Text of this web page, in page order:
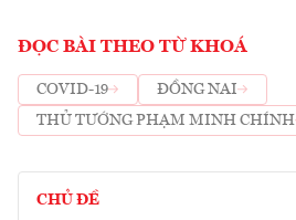
ĐỌC BÀI THEO TỪ KHOÁ
COVID-19
ĐỒNG NAI
THỦ TƯỚNG PHẠM MINH CHÍNH
CHỦ ĐỀ